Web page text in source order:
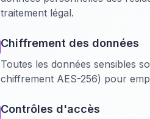
traitement légal.
Chiffrement des données
Toutes les données sensibles
chiffrement AES-256) pour
Contrôles d'accès